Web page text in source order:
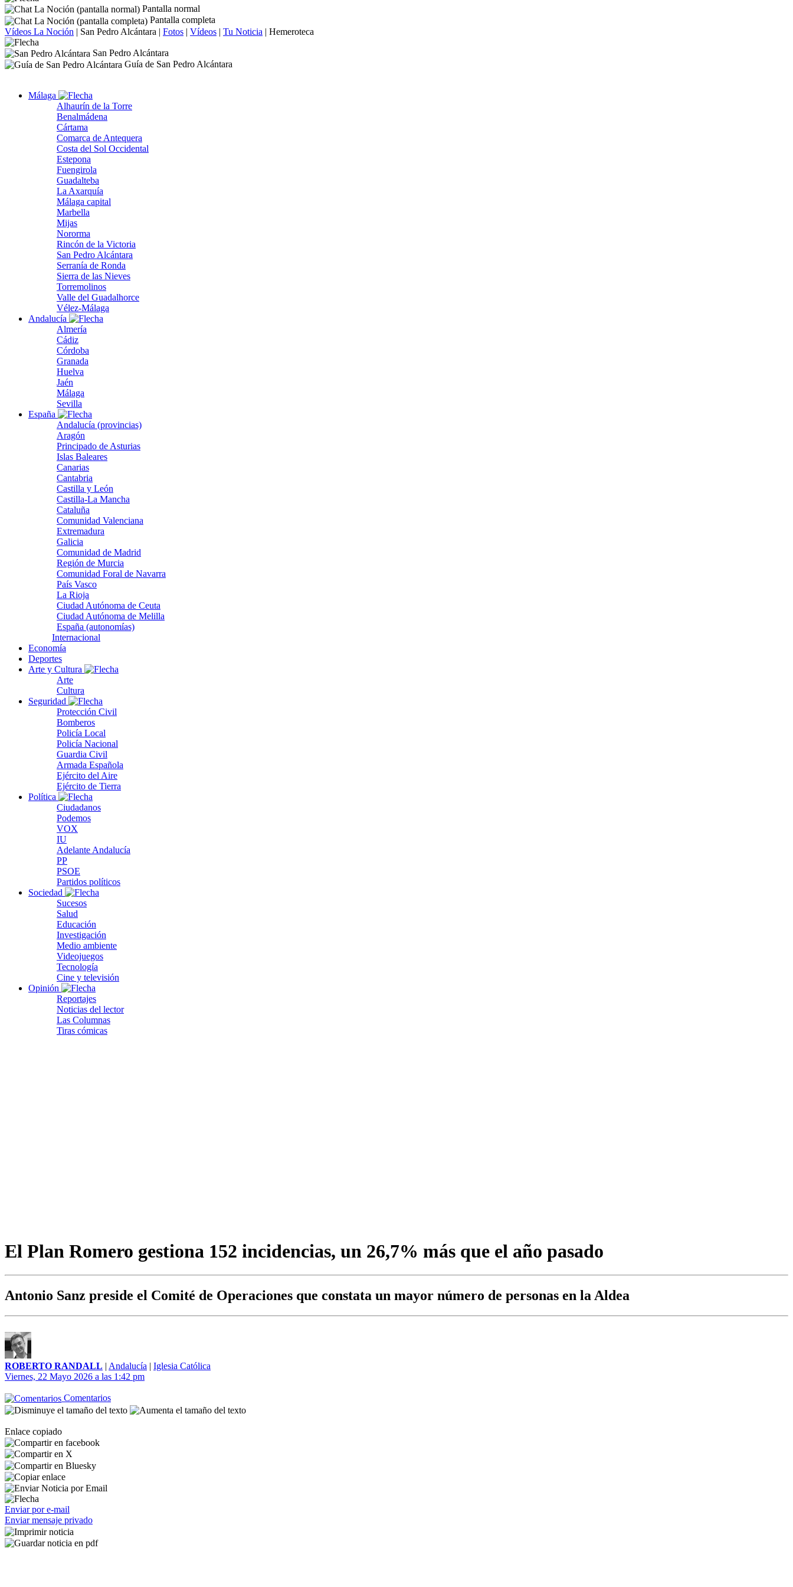
Pantalla normal
Pantalla completa
Vídeos La Noción | San Pedro Alcántara | Fotos | Vídeos | Tu Noticia | Hemeroteca
San Pedro Alcántara
Guía de San Pedro Alcántara
Málaga
Alhaurín de la Torre
Benalmádena
Cártama
Comarca de Antequera
Costa del Sol Occidental
Estepona
Fuengirola
Guadalteba
La Axarquía
Málaga capital
Marbella
Mijas
Nororma
Rincón de la Victoria
San Pedro Alcántara
Serranía de Ronda
Sierra de las Nieves
Torremolinos
Valle del Guadalhorce
Vélez-Málaga
Andalucía
Almería
Cádiz
Córdoba
Granada
Huelva
Jaén
Málaga
Sevilla
España
Andalucía (provincias)
Aragón
Principado de Asturias
Islas Baleares
Canarias
Cantabria
Castilla y León
Castilla-La Mancha
Cataluña
Comunidad Valenciana
Extremadura
Galicia
Comunidad de Madrid
Región de Murcia
Comunidad Foral de Navarra
País Vasco
La Rioja
Ciudad Autónoma de Ceuta
Ciudad Autónoma de Melilla
España (autonomías)
Internacional
Economía
Deportes
Arte y Cultura
Arte
Cultura
Seguridad
Protección Civil
Bomberos
Policía Local
Policía Nacional
Guardia Civil
Armada Española
Ejército del Aire
Ejército de Tierra
Política
Ciudadanos
Podemos
VOX
IU
Adelante Andalucía
PP
PSOE
Partidos políticos
Sociedad
Sucesos
Salud
Educación
Investigación
Medio ambiente
Videojuegos
Tecnología
Cine y televisión
Opinión
Reportajes
Noticias del lector
Las Columnas
Tiras cómicas
El Plan Romero gestiona 152 incidencias, un 26,7% más que el año pasado
Antonio Sanz preside el Comité de Operaciones que constata un mayor número de personas en la Aldea
ROBERTO RANDALL | Andalucía | Iglesia Católica
Viernes, 22 Mayo 2026 a las 1:42 pm
Comentarios
Enlace copiado
Enviar por e-mail
Enviar mensaje privado